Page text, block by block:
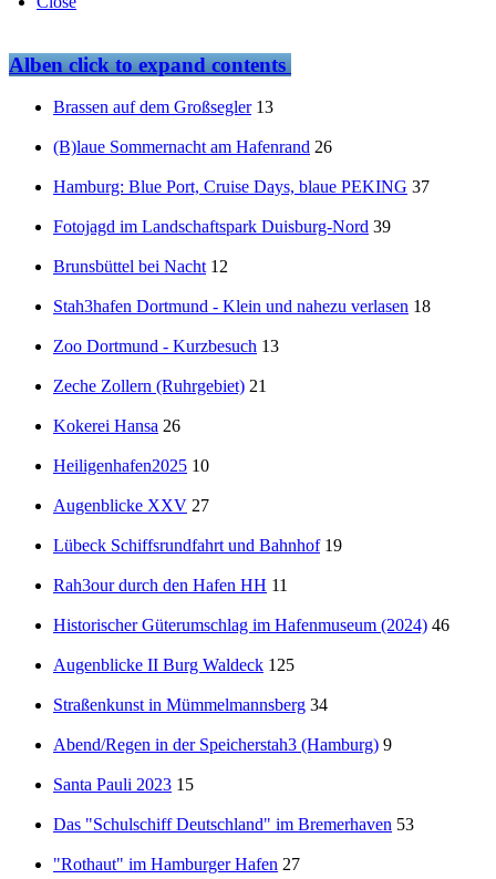
Albenclick to expand contents
Brassen auf dem Großsegler 13
(B)laue Sommernacht am Hafenrand 26
Hamburg: Blue Port, Cruise Days, blaue PEKING 37
Fotojagd im Landschaftspark Duisburg-Nord 39
Brunsbüttel bei Nacht 12
Stah3hafen Dortmund - Klein und nahezu verlasen 18
Zoo Dortmund - Kurzbesuch 13
Zeche Zollern (Ruhrgebiet) 21
Kokerei Hansa 26
Heiligenhafen2025 10
Augenblicke XXV 27
Lübeck Schiffsrundfahrt und Bahnhof 19
Rah3our durch den Hafen HH 11
Historischer Güterumschlag im Hafenmuseum (2024) 46
Augenblicke II Burg Waldeck 125
Straßenkunst in Mümmelmannsberg 34
Abend/Regen in der Speicherstah3 (Hamburg) 9
Santa Pauli 2023 15
Das "Schulschiff Deutschland" im Bremerhaven 53
"Rothaut" im Hamburger Hafen 27